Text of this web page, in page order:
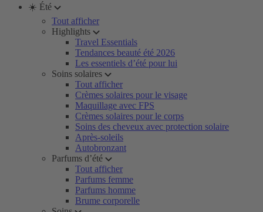
☀️ Été
Tout afficher
Highlights
Travel Essentials
Tendances beauté été 2026
Les essentiels d’été pour lui
Soins solaires
Tout afficher
Crèmes solaires pour le visage
Maquillage avec FPS
Crèmes solaires pour le corps
Soins des cheveux avec protection solaire
Après-soleils
Autobronzant
Parfums d’été
Tout afficher
Parfums femme
Parfums homme
Brume corporelle